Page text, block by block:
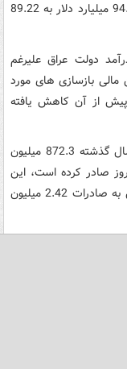
نفت در روز شده بود. درآمد این کشور نیز از 94.02 میلیارد دلار به 89.22
دولت عراق علیرغم
بازسازی های مورد
نسبت به سال پیش از آن کاهش یافته
بر اساس آمار وزارت نفت عراق، این کشور در سال گذشته 872.3 میلیون
نفت در روز صادر کرده است، این
در حالی است که در سال 2012 این کشور موفق به صادرات 2.42 میلیون